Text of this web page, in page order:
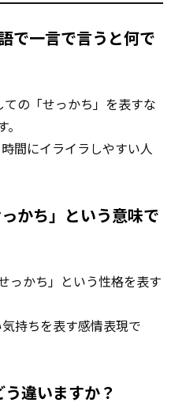
で一言で言うと何で
の「せっかち」を表すな
間にイライラしやすい人
かち」という意味で
っかち」という性格を表す
持ちを表す感情表現で
う違いますか？